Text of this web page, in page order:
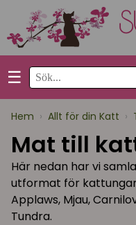
☰
Hem › Allt för din Katt ›
Mat till
Här nedan har vi
utformat för
Applaws, Mjau,
Tundra.